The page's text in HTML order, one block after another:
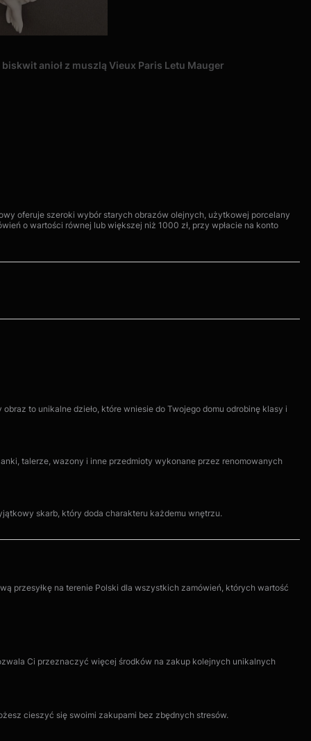
anioł z muszlą Vieux Paris Letu Mauger
oferuje szeroki wybór starych obrazów olejnych, użytkowej porcelany
o wartości równej lub większej niż 1000 zł, przy wpłacie na konto
to unikalne dzieło, które wniesie do Twojego domu odrobinę klasy i
talerze, wazony i inne przedmioty wykonane przez renomowanych
skarb, który doda charakteru każdemu wnętrzu.
przesyłkę na terenie Polski dla wszystkich zamówień, których wartość
Ci przeznaczyć więcej środków na zakup kolejnych unikalnych
cieszyć się swoimi zakupami bez zbędnych stresów.